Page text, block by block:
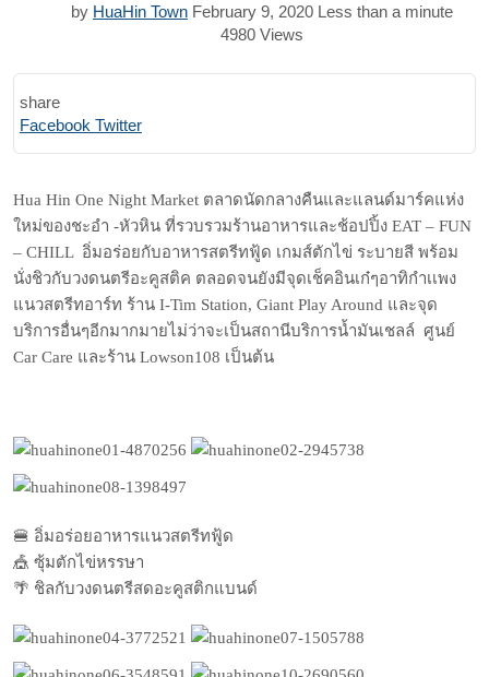
by HuaHin Town February 9, 2020 Less than a minute
4980 Views
share
Facebook TwitterPrint
Share
Hua Hin One Night Market ตลาดนัดกลางคืนและแลนด์มาร์คแห่ง
ใหม่ของชะอำ -หัวหิน ที่รวบรวมร้านอาหารและช้อปปิ้ง EAT – FUN
– CHILL อิ่มอร่อยกับอาหารสตรีทฟู้ด​ เกมส์ตักไข่​ ระบายสี​ พร้อม
นั่งชิวกับวงดนตรีอะคูสติ​ค ตลอดจนยังมีจุดเช็คอินเก๋ๆอาทิกำเเพง
แนวสตรีทอาร์ท ร้าน I-Tim Station, Giant Play Around และจุด
บริการอื่นๆอีกมากมายไม่ว่าจะเป็นสถานีบริการน้ำมันเชลล์ ศูนย์
Car Care และร้าน Lowson108 เป็นต้น
🍔 อิ่มอร่อยอาหารแนวสตรีทฟู้ด
🎪 ซุ้มตักไข่หรรษา
🌴 ชิลกับวงดนตรีสดอะคูสติกแบนด์